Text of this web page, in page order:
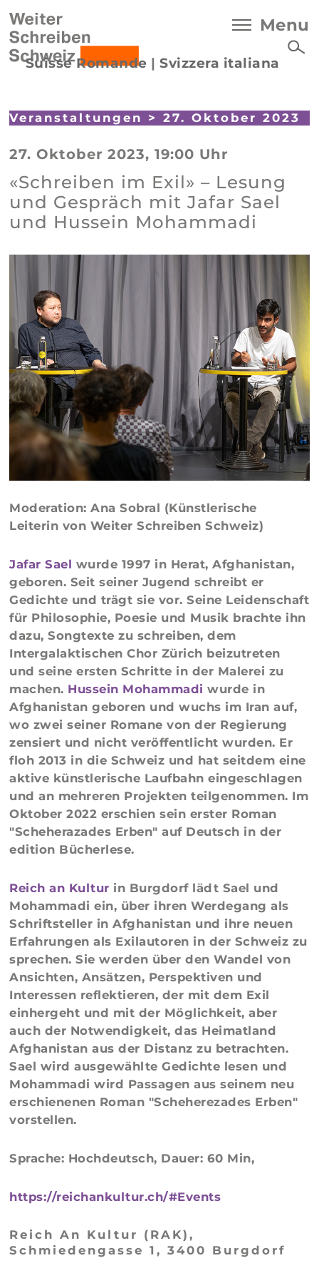
Suisse Romande |Svizzera italiana
Menu
Veranstaltungen > 27. Oktober 2023
27. Oktober 2023, 19:00 Uhr
«Schreiben im Exil» – Lesung
und Gespräch mit Jafar Sael
und Hussein Mohammadi
Moderation: Ana Sobral (Künstlerische
Leiterin von Weiter Schreiben Schweiz)
Jafar Sael wurde 1997 in Herat, Afghanistan,
geboren. Seit seiner Jugend schreibt er
Gedichte und trägt sie vor. Seine Leidenschaft
für Philosophie, Poesie und Musik brachte ihn
dazu, Songtexte zu schreiben, dem
Intergalaktischen Chor Zürich beizutreten
und seine ersten Schritte in der Malerei zu
machen. Hussein Mohammadi wurde in
Afghanistan geboren und wuchs im Iran auf,
wo zwei seiner Romane von der Regierung
zensiert und nicht veröffentlicht wurden. Er
floh 2013 in die Schweiz und hat seitdem eine
aktive künstlerische Laufbahn eingeschlagen
und an mehreren Projekten teilgenommen. Im
Oktober 2022 erschien sein erster Roman
"Scheherazades Erben" auf Deutsch in der
edition Bücherlese.
Reich an Kultur in Burgdorf lädt Sael und
Mohammadi ein, über ihren Werdegang als
Schriftsteller in Afghanistan und ihre neuen
Erfahrungen als Exilautoren in der Schweiz zu
sprechen. Sie werden über den Wandel von
Ansichten, Ansätzen, Perspektiven und
Interessen reflektieren, der mit dem Exil
einhergeht und mit der Möglichkeit, aber
auch der Notwendigkeit, das Heimatland
Afghanistan aus der Distanz zu betrachten.
Sael wird ausgewählte Gedichte lesen und
Mohammadi wird Passagen aus seinem neu
erschienenen Roman "Scheherezades Erben"
vorstellen.
Sprache: Hochdeutsch, Dauer: 60 Min,
https://reichankultur.ch/#Events
Reich An Kultur (RAK),
Schmiedengasse 1, 3400 Burgdorf